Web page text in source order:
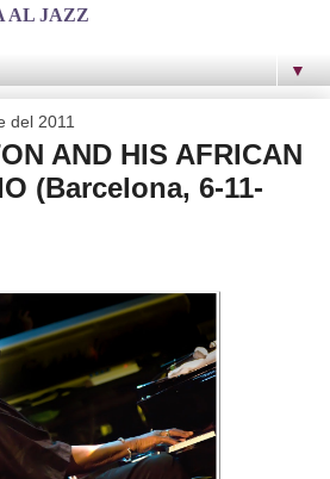
AL JAZZ
▼
del 2011
AND HIS AFRICAN
(Barcelona, 6-11-